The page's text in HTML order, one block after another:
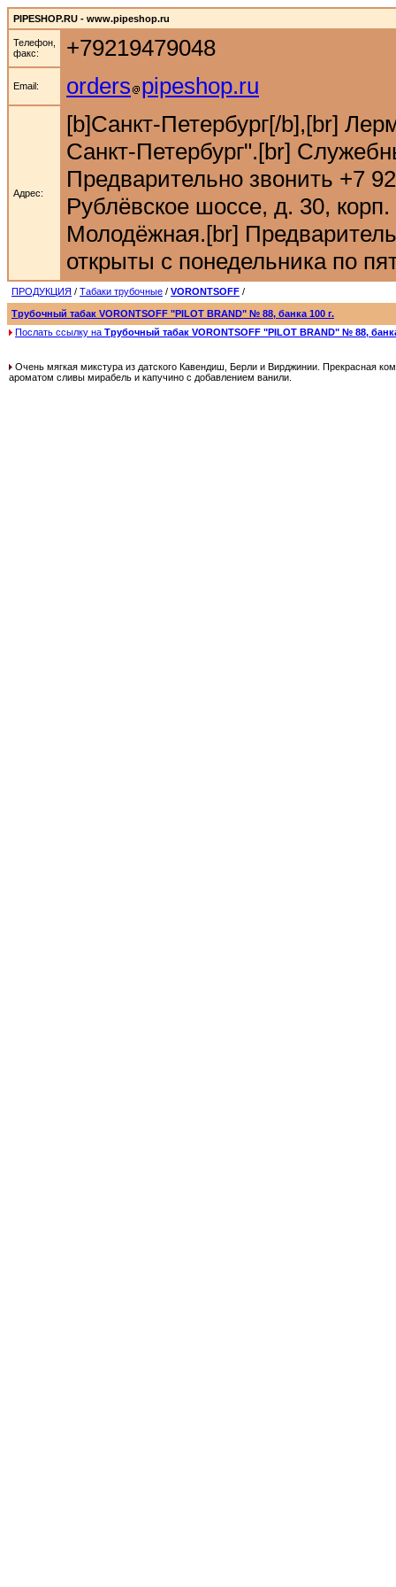
PIPESHOP.RU - www.pipeshop.ru
Телефон,
факс:
+79219479048
Email: orders pipeshop.ru
Адрес:
[b]Санкт-Петербург[/b],[br]
Санкт-Петербург".[br]
Предварительно звонить +7
Рублёвское шоссе, д. 30,
Молодёжная.[br]
открыты с понедельника по
ПРОДУКЦИЯ / Табаки трубочные / VORONTSOFF /
Трубочный табак VORONTSOFF "PILOT BRAND" № 88, банка 100 г.
Послать ссылку на Трубочный табак VORONTSOFF "PILOT BRAND" № 88,
Очень мягкая микстура из датского Кавендиш, Берли и Вирджинии. Прекрасная
ароматом сливы мирабель и капучино с добавлением ванили.